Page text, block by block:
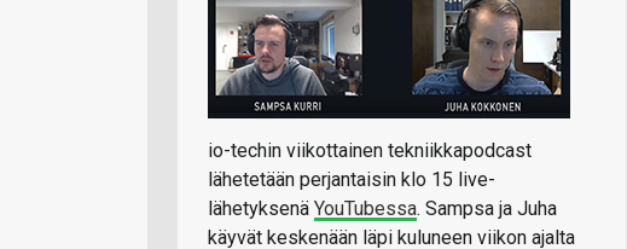
io-techin viikottainen tekniikkapodcast
lähetetään perjantaisin klo 15 live-
lähetyksenä YouTubessa. Sampsa ja Juha
käyvät keskenään läpi kuluneen viikon ajalta